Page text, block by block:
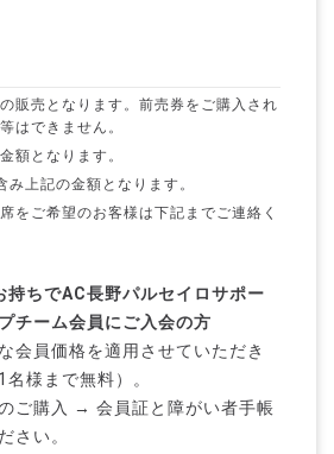
販売となります。前売券をご購入され
はできません。
額となります。
み上記の金額となります。
をご希望のお客様は下記までご連絡く
持ちでAC長野パルセイロサポー
チーム会員にご入会の方
会員価格を適用させていただき
様まで無料）。
ご購入 → 会員証と障がい者手帳
さい。